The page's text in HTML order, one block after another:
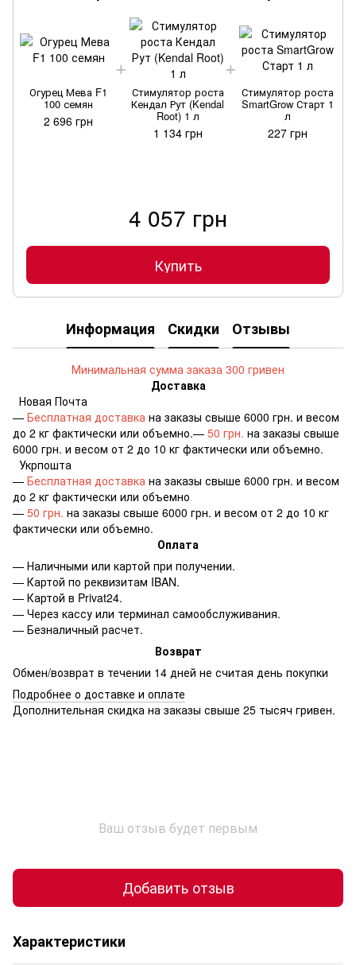
Огурец Мева F1
100 семян
2 696 грн
Стимулятор роста
Кендал Рут (Kendal
Root) 1 л
1 134 грн
Стимулятор роста
SmartGrow Старт 1
л
227 грн
4 057 грн
Купить
Информация Скидки Отзывы
Минимальная сумма заказа 300 гривен
Доставка
Новая Почта
— Бесплатная доставка на заказы свыше 6000 грн. и весом
до 2 кг фактически или объемно.— 50 грн. на заказы свыше
6000 грн. и весом от 2 до 10 кг фактически или объемно.
Укрпошта
— Бесплатная доставка на заказы свыше 6000 грн. и весом
до 2 кг фактически или объемно
— 50 грн. на заказы свыше 6000 грн. и весом от 2 до 10 кг
фактически или объемно.
Оплата
— Наличными или картой при получении.
— Картой по реквизитам IBAN.
— Картой в Privat24.
— Через кассу или терминал самообслуживания.
— Безналичный расчет.
Возврат
Обмен/возврат в течении 14 дней не считая день покупки
Подробнее о доставке и оплате
Дополнительная скидка на заказы свыше 25 тысяч гривен.
Ваш отзыв будет первым
Добавить отзыв
Характеристики